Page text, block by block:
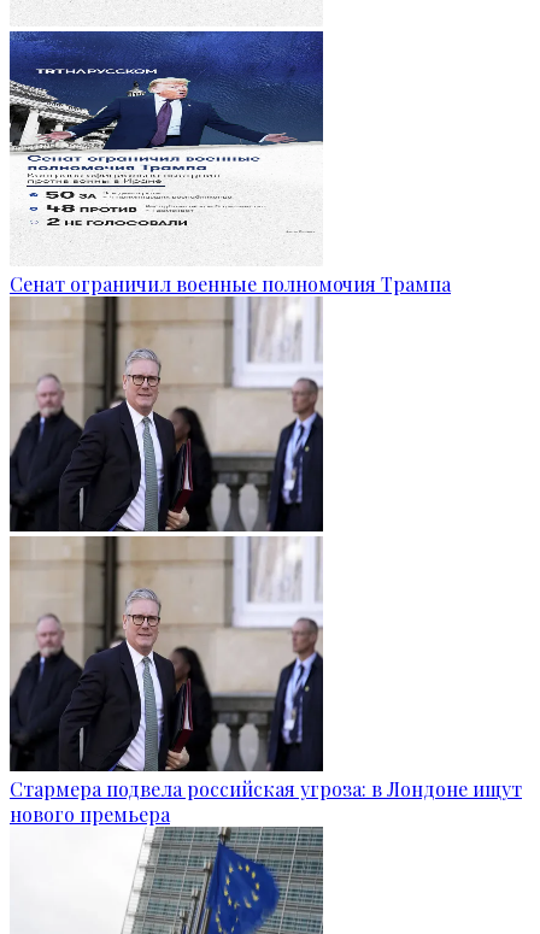
Сенат ограничил военные полномочия Трампа
Стармера подвела российская угроза: в Лондоне ищут
нового премьера